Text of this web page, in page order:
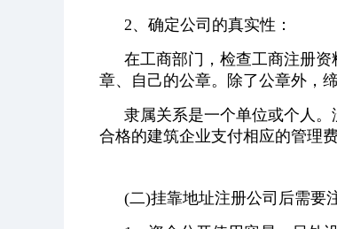
2、确定公司的真实性：
在工商部门，检查工商注册
章、自己的公章。除了公章外，
隶属关系是一个单位或个人
合格的建筑企业支付相应的管理
(二)挂靠地址注册公司后需要